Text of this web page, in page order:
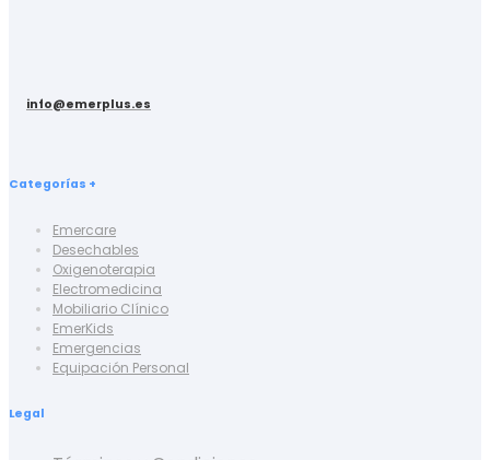
info@emerplus.es
Categorías +
Emercare
Desechables
Oxigenoterapia
Electromedicina
Mobiliario Clínico
EmerKids
Emergencias
Equipación Personal
Legal